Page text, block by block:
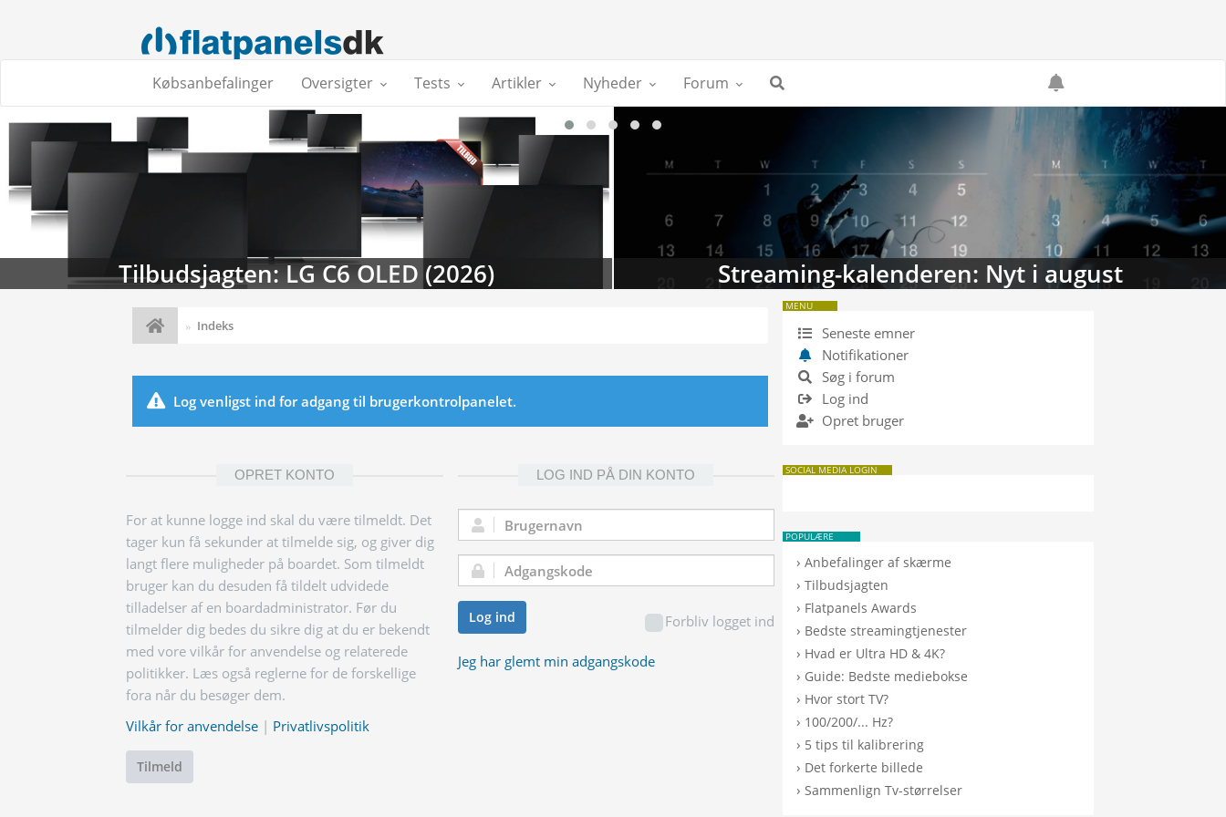
Købsanbefalinger Oversigter Tests Artikler Nyheder Forum
Tilbudsjagten: LG C6 OLED (2026) Streaming-kalenderen: Nyt i august
Indeks
Log venligst ind for adgang til brugerkontrolpanelet.
OPRET KONTO
For at kunne logge ind skal du være tilmeldt. Det
tager kun få sekunder at tilmelde sig, og giver dig
langt flere muligheder på boardet. Som tilmeldt
bruger kan du desuden få tildelt udvidede
tilladelser af en boardadministrator. Før du
tilmelder dig bedes du sikre dig at du er bekendt
med vore vilkår for anvendelse og relaterede
politikker. Læs også reglerne for de forskellige
fora når du besøger dem.
Vilkår for anvendelse | Privatlivspolitik
Tilmeld
LOG IND PÅ DIN KONTO
Brugernavn:
Adgangskode:
Forbliv logget ind
Log ind
Jeg har glemt min adgangskode
MENU
Seneste emner
Notifikationer
Søg i forum
Log ind
Opret bruger
SOCIAL MEDIA LOGIN
POPULÆRE
›Anbefalinger af skærme
›Tilbudsjagten
› Flatpanels Awards
› Bedste streamingtjenester
› Hvad er Ultra HD & 4K?
› Guide: Bedste mediebokse
› Hvor stort TV?
› 100/200/... Hz?
› 5 tips til kalibrering
› Det forkerte billede
›Sammenlign Tv-størrelser